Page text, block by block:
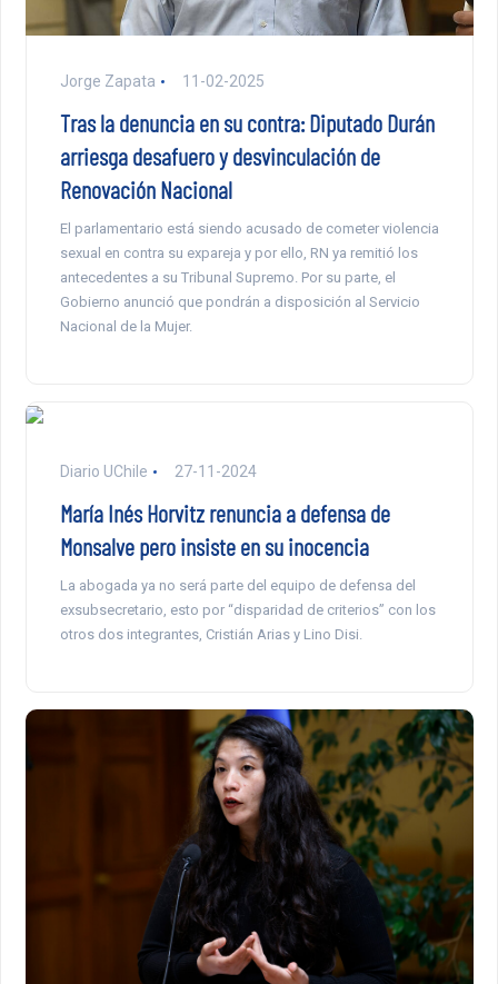
Jorge Zapata 11-02-2025
Tras la denuncia en su contra: Diputado Durán
arriesga desafuero y desvinculación de
Renovación Nacional
El parlamentario está siendo acusado de cometer violencia
sexual en contra su expareja y por ello, RN ya remitió los
antecedentes a su Tribunal Supremo. Por su parte, el
Gobierno anunció que pondrán a disposición al Servicio
Nacional de la Mujer.
Diario UChile 27-11-2024
María Inés Horvitz renuncia a defensa de
Monsalve pero insiste en su inocencia
La abogada ya no será parte del equipo de defensa del
exsubsecretario, esto por “disparidad de criterios” con los
otros dos integrantes, Cristián Arias y Lino Disi.